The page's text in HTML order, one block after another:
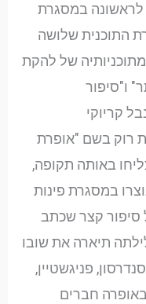
לראשונה במסגרת
התוכנית שלושה
של להקת
ו"סיפור
קריוקי
אופרת רוק בשם "אופרת
באותה תקופה,
במסגרת פינות
סיפור קצר שכתב
תיארה את שובו
פניגשטיין,
חברים